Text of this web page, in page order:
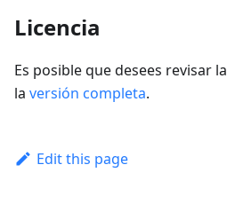
Licencia
Es posible que desees revisar la
la versión completa.
Edit this page